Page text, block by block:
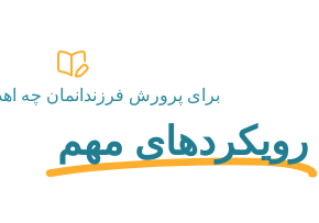
برای پرورش فرزندانمان چه
رویکردهای مهم